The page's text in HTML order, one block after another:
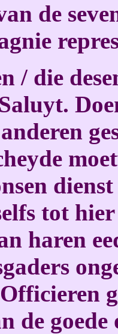
de
/ die
tot
haren
de